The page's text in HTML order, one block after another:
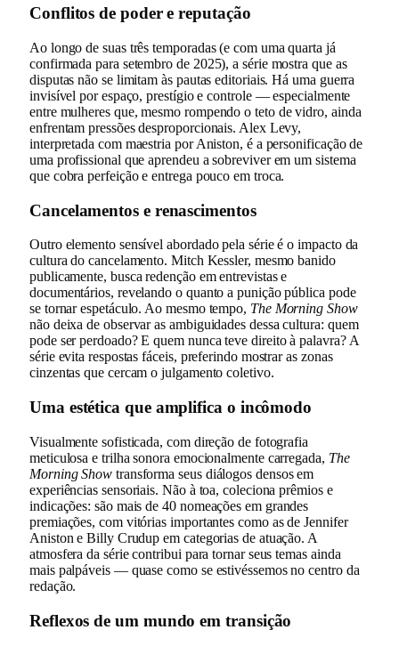
Conflitos de poder e reputação
Ao longo de suas três temporadas (e com uma quarta já
confirmada para setembro de 2025), a série mostra que as
disputas não se limitam às pautas editoriais. Há uma guerra
invisível por espaço, prestígio e controle — especialmente
entre mulheres que, mesmo rompendo o teto de vidro, ainda
enfrentam pressões desproporcionais. Alex Levy,
interpretada com maestria por Aniston, é a personificação de
uma profissional que aprendeu a sobreviver em um sistema
que cobra perfeição e entrega pouco em troca.
Cancelamentos e renascimentos
Outro elemento sensível abordado pela série é o impacto da
cultura do cancelamento. Mitch Kessler, mesmo banido
publicamente, busca redenção em entrevistas e
documentários, revelando o quanto a punição pública pode
se tornar espetáculo. Ao mesmo tempo, The Morning Show
não deixa de observar as ambiguidades dessa cultura: quem
pode ser perdoado? E quem nunca teve direito à palavra? A
série evita respostas fáceis, preferindo mostrar as zonas
cinzentas que cercam o julgamento coletivo.
Uma estética que amplifica o incômodo
Visualmente sofisticada, com direção de fotografia
meticulosa e trilha sonora emocionalmente carregada, The
Morning Show transforma seus diálogos densos em
experiências sensoriais. Não à toa, coleciona prêmios e
indicações: são mais de 40 nomeações em grandes
premiações, com vitórias importantes como as de Jennifer
Aniston e Billy Crudup em categorias de atuação. A
atmosfera da série contribui para tornar seus temas ainda
mais palpáveis — quase como se estivéssemos no centro da
redação.
Reflexos de um mundo em transição